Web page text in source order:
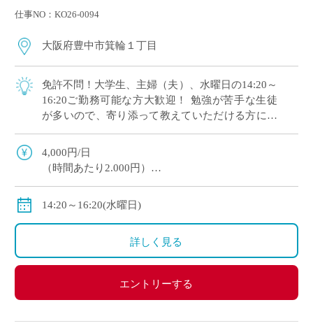
仕事NO：KO26-0094
大阪府豊中市箕輪１丁目
免許不問！大学生、主婦（夫）、水曜日の14:20～
16:20ご勤務可能な方大歓迎！ 勉強が苦手な生徒
が多いので、寄り添って教えていただける方にオ
ススメです。 マイカー通勤OK（交通費補助あ
り）※一部マイカー不可の学校あり
4,000円/日
（時間あたり2.000円）
交通費全額支給
＊業務委託契約の報酬モデルを記載しています。
14:20～16:20(水曜日)
詳しく見る
エントリーする